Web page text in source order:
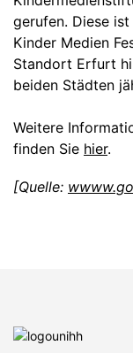
gerufen. Diese
Kinder Medien
Standort Erfurt
beiden Städten
Weitere
finden Sie hier.
[Quelle: